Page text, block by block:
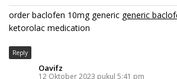
order baclofen 10mg generic generic
ketorolac medication
Reply
Oavifz
12 Oktober 2023 pukul 5:41 pm